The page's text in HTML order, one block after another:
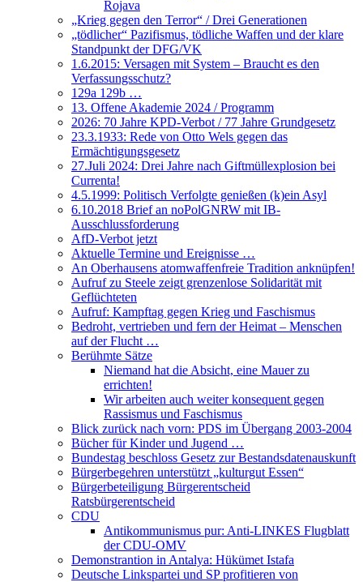
Rojava
„Krieg gegen den Terror“ / Drei Generationen
„tödlicher“ Pazifismus, tödliche Waffen und der klare
Standpunkt der DFG/VK
1.6.2015: Versagen mit System – Braucht es den
Verfassungsschutz?
129a 129b …
13. Offene Akademie 2024 / Programm
2026: 70 Jahre KPD-Verbot / 77 Jahre Grundgesetz
23.3.1933: Rede von Otto Wels gegen das
Ermächtigungsgesetz
27.Juli 2024: Drei Jahre nach Giftmüllexplosion bei
Currenta!
4.5.1999: Politisch Verfolgte genießen (k)ein Asyl
6.10.2018 Brief an noPolGNRW mit IB-
Ausschlussforderung
AfD-Verbot jetzt
Aktuelle Termine und Ereignisse …
An Oberhausens atomwaffenfreie Tradition anknüpfen!
Aufruf zu Steele zeigt grenzenlose Solidarität mit
Geflüchteten
Aufruf: Kampftag gegen Krieg und Faschismus
Bedroht, vertrieben und fern der Heimat – Menschen
auf der Flucht …
Berühmte Sätze
Niemand hat die Absicht, eine Mauer zu
errichten!
Wir arbeiten auch weiter konsequent gegen
Rassismus und Faschismus
Blick zurück nach vorn: PDS im Übergang 2003-2004
Bücher für Kinder und Jugend …
Bundestag beschloss Gesetz zur Bestandsdatenauskunft
Bürgerbegehren unterstützt „kulturgut Essen“
Bürgerbeteiligung Bürgerentscheid
Ratsbürgerentscheid
CDU
Antikommunismus pur: Anti-LINKES Flugblatt
der CDU-OMV
Demonstrantion in Antalya: Hükümet Istafa
Deutsche Linkspartei und SP profitieren von